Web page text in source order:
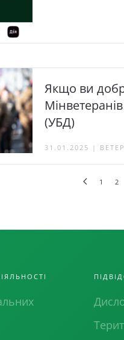
Якщо ви
(УБД)
31.01.2025 |
1 2